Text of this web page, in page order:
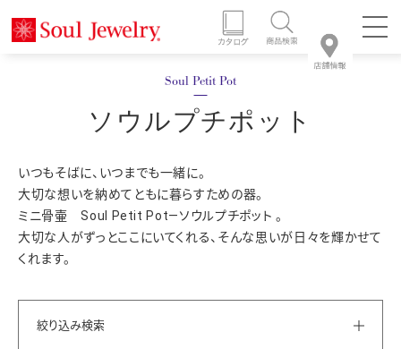
ソウルプチポット
いつもそばに、いつまでも一緒に。
大切な想いを納めてともに暮らすための器。
ミニ骨壷 Soul Petit Pot―ソウルプチポット 。
大切な人がずっとここにいてくれる、そんな思いが日々を輝かせて
くれます。
絞り込み検索